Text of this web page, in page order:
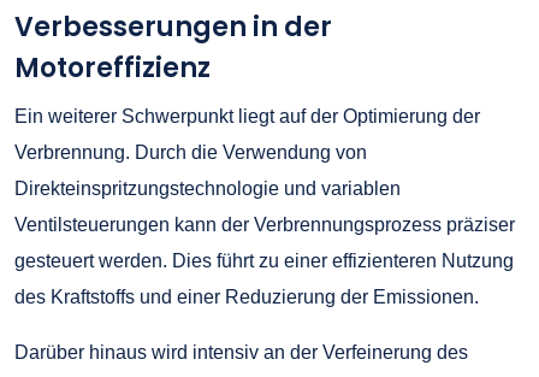
Verbesserungen in der
Motoreffizienz
Ein weiterer Schwerpunkt liegt auf der Optimierung der
Verbrennung. Durch die Verwendung von
Direkteinspritzungstechnologie und variablen
Ventilsteuerungen kann der Verbrennungsprozess präziser
gesteuert werden. Dies führt zu einer effizienteren Nutzung
des Kraftstoffs und einer Reduzierung der Emissionen.
Darüber hinaus wird intensiv an der Verfeinerung des